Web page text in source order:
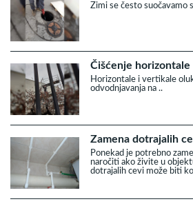
Zimi se često suočavamo
Čišćenje
Horizontale i vertikale
odvodnjavanja na ..
Zamena dotrajalih
Ponekad je potrebno
naročiti ako živite u
dotrajalih cevi može biti